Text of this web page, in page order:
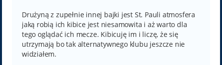
Drużyną z zupełnie innej bajki jest St. Pauli atmosfera
jaką robią ich kibice jest niesamowita i aż warto dla
tego oglądać ich mecze. Kibicuję im i liczę, że się
utrzymają bo tak alternatywnego klubu jeszcze nie
widziałem.